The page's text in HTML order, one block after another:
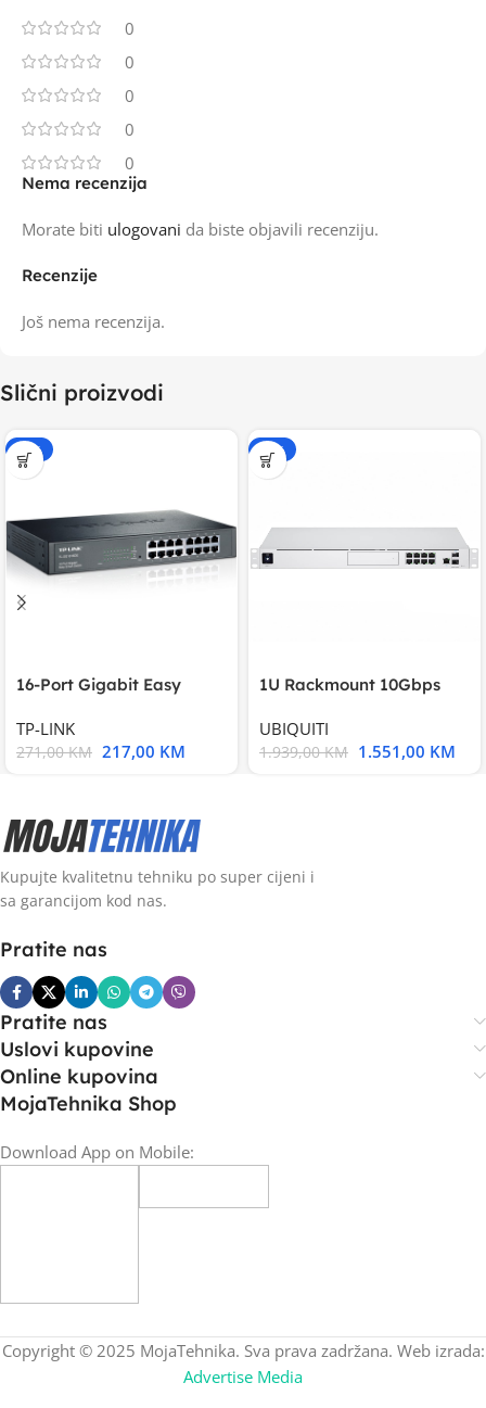
0
0
0
0
0
Recenzije
Još nema recenzija.
Nema recenzija
Morate biti ulogovani da biste objavili recenziju.
Slični proizvodi
-20%
16-Port Gigabit Easy
TP-LINK
271,00KM 217,00 KM
-20%
1U Rackmount 10Gbps
UBIQUITI
1.939,00KM 1.551,00 KM
Kupujte kvalitetnu tehniku po super cijeni i
sa garancijom kod nas.
Pratite nas
Pratite nas
Uslovi kupovine
Online kupovina
MojaTehnika Shop
Download App on Mobile:
Copyright © 2025 MojaTehnika. Sva prava zadržana. Web izrada:
Advertise Media